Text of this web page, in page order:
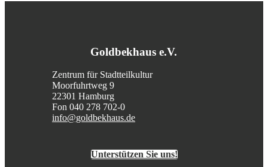
Goldbekhaus e.V.
Zentrum für Stadtteilkultur
Moorfuhrtweg 9
22301 Hamburg
Fon 040 278 702-0
info@goldbekhaus.de
Unterstützen Sie uns!